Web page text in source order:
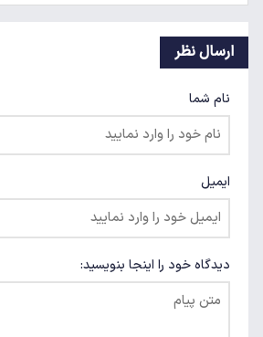
ارسال نظر
نام شما
ایمیل
دیدگاه خود را اینجا بنویسید: